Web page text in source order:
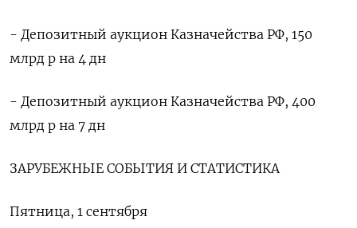
- Депозитный аукцион Казначейства РФ, 150
млрд р на 4 дн
- Депозитный аукцион Казначейства РФ, 400
млрд р на 7 дн
ЗАРУБЕЖНЫЕ СОБЫТИЯ И СТАТИСТИКА
Пятница, 1 сентября